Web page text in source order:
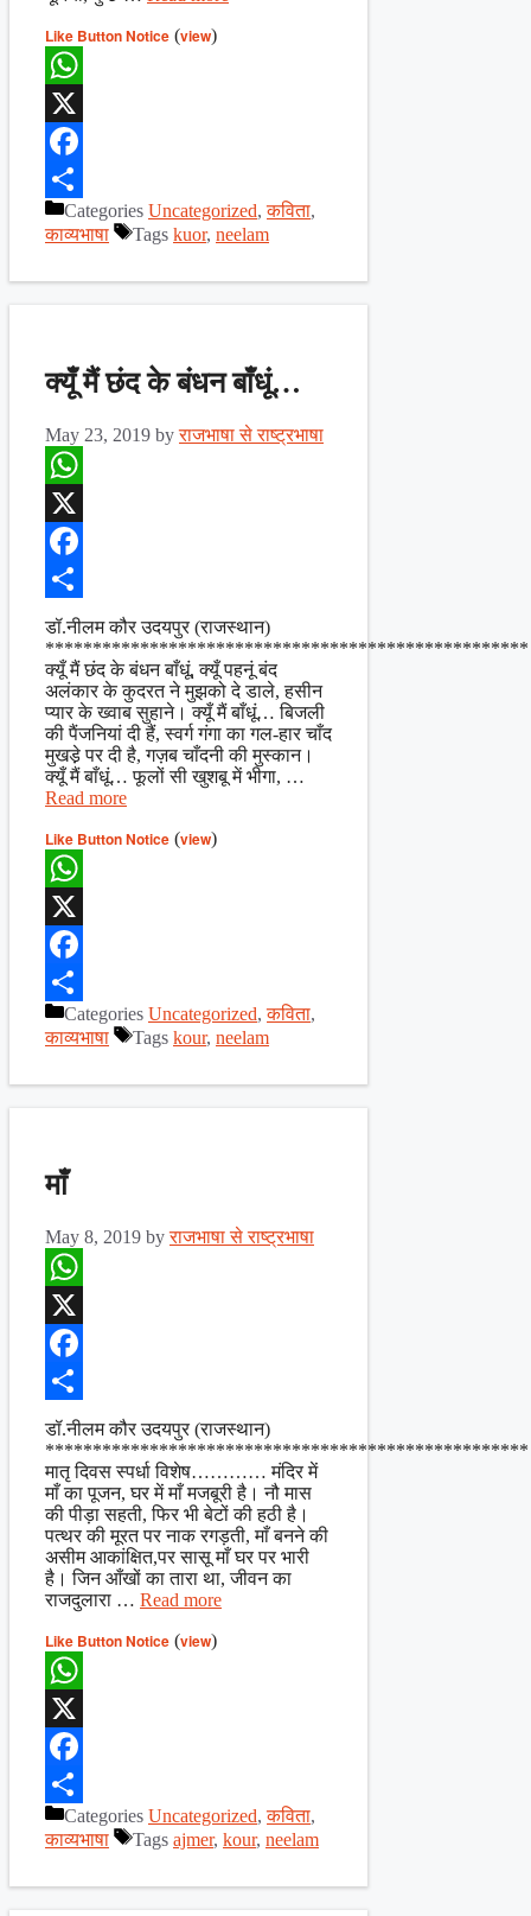
Like Button Notice (view)
WhatsApp
X
Facebook
ShareCategories Uncategorized,कविता,
काव्यभाषा
Tags kuor, neelam
क्यूँ मैं छंद के बंधन बाँधूं…
May 23, 2019 byराजभाषा से राष्ट्रभाषा
WhatsApp
X
Facebook
Share
डॉ.नीलम कौर उदयपुर (राजस्थान)
***************************************************
क्यूँ मैं छंद के बंधन बाँधूं, क्यूँ पहनूं बंद
अलंकार के कुदरत ने मुझको दे डाले, हसीन
प्यार के ख्वाब सुहाने। क्यूँ मैं बाँधूं… बिजली
की पैंजनियां दी हैं, स्वर्ग गंगा का गल-हार चाँद
मुखडे़ पर दी है, गज़ब चाँदनी की मुस्कान।
क्यूँ मैं बाँधूं… फूलों सी खुशबू में भीगा, …
Read more
Like Button Notice (view)
WhatsApp
X
Facebook
ShareCategories Uncategorized,कविता,
काव्यभाषा
Tags kour, neelam
माँ
May 8, 2019 byराजभाषा से राष्ट्रभाषा
WhatsApp
X
Facebook
Share
डॉ.नीलम कौर उदयपुर (राजस्थान)
***************************************************
मातृ दिवस स्पर्धा विशेष………… मंदिर में
माँ का पूजन, घर में माँ मजबूरी है। नौ मास
की पीड़ा सहती, फिर भी बेटों की हठी है।
पत्थर की मूरत पर नाक रगड़ती, माँ बनने की
असीम आकांक्षित,पर सासू माँ घर पर भारी
है। जिन आँखों का तारा था, जीवन का
राजदुलारा … Read more
Like Button Notice (view)
WhatsApp
X
Facebook
ShareCategories Uncategorized,कविता,
काव्यभाषा
Tags ajmer, kour, neelam